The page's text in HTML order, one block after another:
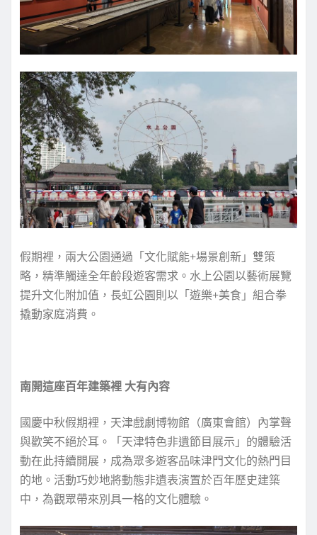
假期裡，兩大公園通過「文化賦能+場景創新」雙策
略，精準觸達全年齡段遊客需求。水上公園以藝術展覽
提升文化附加值，長虹公園則以「遊樂+美食」組合拳
撬動家庭消費。
南開這座百年建築裡 大有內容
國慶中秋假期裡，天津戲劇博物館（廣東會館）內掌聲
與歡笑不絕於耳。「天津特色非遺節目展示」的體驗活
動在此持續開展，成為眾多遊客品味津門文化的熱門目
的地。活動巧妙地將動態非遺表演置於百年歷史建築
中，為觀眾帶來別具一格的文化體驗。